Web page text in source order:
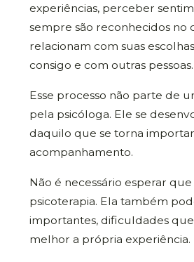
experiências, perceber
sempre são reconhecidos no
relacionam com suas
consigo e com outras pessoas.
Esse processo não parte de
pela psicóloga. Ele se
daquilo que se torna
acompanhamento.
Não é necessário esperar
psicoterapia. Ela também
importantes, dificuldades
melhor a própria experiência.